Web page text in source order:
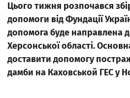
Цього тижня розпочався
допомоги від Фундації
допомога буде направлена
Херсонської області.
доставити допомогу
дамби на Каховськой ГЕС у